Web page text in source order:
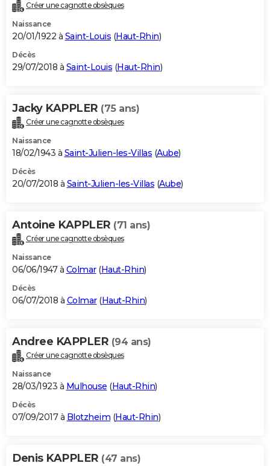
Créer une cagnotte obsèques
Naissance
20/01/1922 à Saint-Louis (Haut-Rhin)
Décès
29/07/2018 à Saint-Louis (Haut-Rhin)
Jacky KAPPLER (75 ans)
Créer une cagnotte obsèques
Naissance
18/02/1943 à Saint-Julien-les-Villas (Aube)
Décès
20/07/2018 à Saint-Julien-les-Villas (Aube)
Antoine KAPPLER (71 ans)
Créer une cagnotte obsèques
Naissance
06/06/1947 à Colmar(Haut-Rhin)
Décès
06/07/2018 à Colmar(Haut-Rhin)
Andree KAPPLER (94 ans)
Créer une cagnotte obsèques
Naissance
28/03/1923 à Mulhouse (Haut-Rhin)
Décès
07/09/2017 à Blotzheim (Haut-Rhin)
Denis KAPPLER (47 ans)